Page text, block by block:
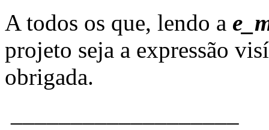
A todos os que, lendo a
projeto seja a expressão
obrigada.